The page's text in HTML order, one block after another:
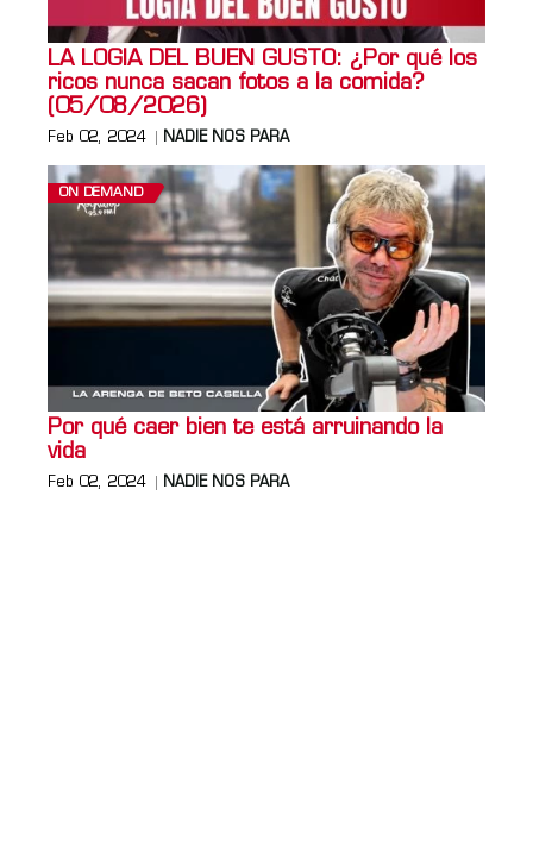
LA LOGIA DEL BUEN GUSTO: ¿Por qué los
ricos nunca sacan fotos a la comida?
(05/08/2026)
Feb 02, 2024 NADIE NOS PARA
ON DEMAND
Por qué caer bien te está arruinando la
vida
Feb 02, 2024 NADIE NOS PARA